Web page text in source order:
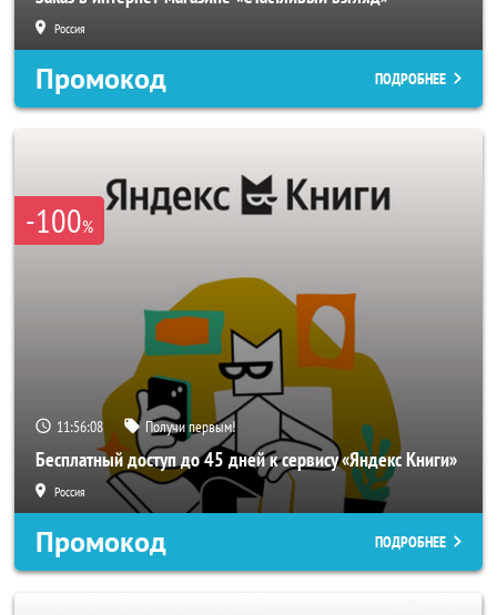
Россия
Промокод ПОДРОБНЕЕ
-100%
11:56:06 Получи первым!
Бесплатный доступ до 45 дней к сервису «Яндекс Книги»
Россия
Промокод ПОДРОБНЕЕ